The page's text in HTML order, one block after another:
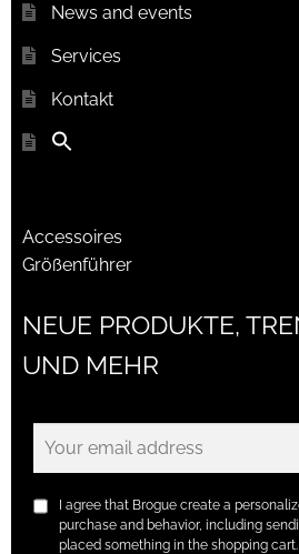
News and events
Services
Kontakt
Accessoires
Größenführer
NEUE PRODUKTE,
UND MEHR
I agree that Brogue create a
purchase and behavior, including
placed something in the shopping